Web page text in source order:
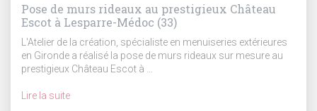
Pose de murs rideaux au prestigieux Château
Escot à Lesparre-Médoc (33)
L'Atelier de la création, spécialiste en menuiseries extérieures
en Gironde a réalisé la pose de murs rideaux sur mesure au
prestigieux Château Escot à ...
Lire la suite